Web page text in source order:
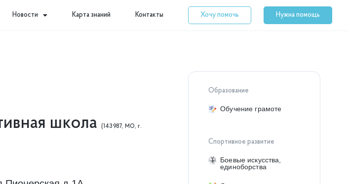
Новости Карта знаний Контакты Хочу помочь Нужна помощь
школа(143987, МО, г.
Образование
Обучение грамоте
Спортивное развитие
Боевые искусства,
единоборства